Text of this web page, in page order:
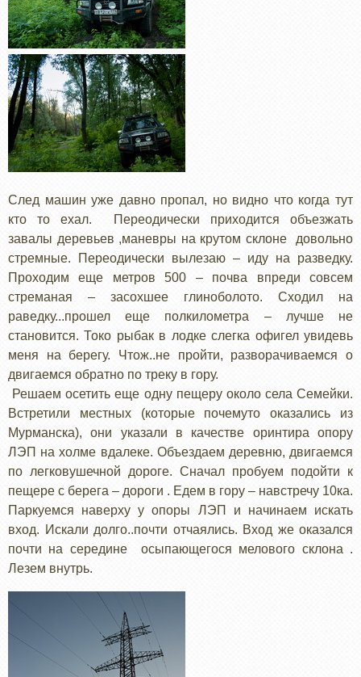
След машин уже давно пропал, но видно что когда тут
кто то ехал. Переодически приходится объезжать
завалы деревьев ,маневры на крутом склоне довольно
стремные. Переодически вылезаю – иду на разведку.
Проходим еще метров 500 – почва впреди совсем
стреманая – засохшее глиноболото. Сходил на
раведку...прошел еще полкилометра – лучше не
становится. Токо рыбак в лодке слегка офигел увидевь
меня на берегу. Чтож..не пройти, разворачиваемся о
двигаемся обратно по треку в гору.
Решаем осетить еще одну пещеру около села Семейки.
Встретили местных (которые почемуто оказались из
Мурманска), они указали в качестве оринтира опору
ЛЭП на холме вдалеке. Объездаем деревню, двигаемся
по легковушечной дороге. Сначал пробуем подойти к
пещере с берега – дороги . Едем в гору – навстречу 10ка.
Паркуемся наверху у опоры ЛЭП и начинаем искать
вход. Искали долго..почти отчаялись. Вход же оказался
почти на середине осыпающегося мелового склона .
Лезем внутрь.